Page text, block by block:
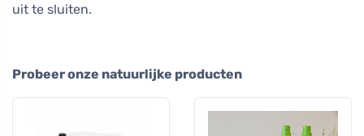
uit te sluiten.
Probeer onze natuurlijke producten